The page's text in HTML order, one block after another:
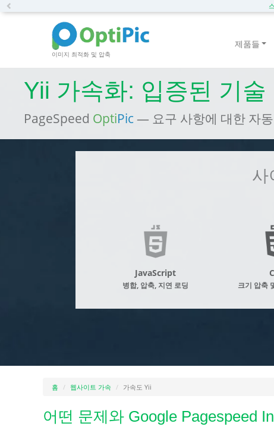
이미지 최적화 및 압축
제품들
Yii 가속화: 입증된 기술
PageSpeed OptiPic — 요구 사항에 대한 자
사
JavaScript
병합, 압축, 지연 로딩 크기 압축
홈 웹사이트 가속 가속도 Yii
어떤 문제와 Google Pagespeed